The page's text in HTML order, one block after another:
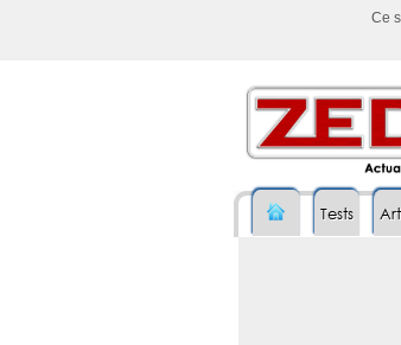
Ce
Tests